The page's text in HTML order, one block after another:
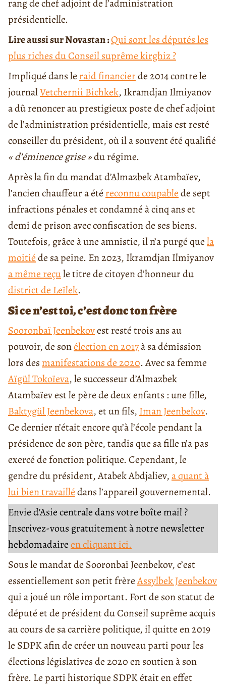
rang de chef adjoint de l’administration
présidentielle.
Lire aussi sur Novastan :Qui sont les députés les
plus riches du Conseil suprême kirghiz ?
Impliqué dans le raid financierde 2014 contre le
journalVetchernii Bichkek, Ikramdjan Ilmiyanov
a dû renoncer au prestigieux poste de chef adjoint
de l’administration présidentielle, mais est resté
conseiller du président, où il a souvent été qualifié
« d’éminence grise »du régime.
Après la fin du mandat d’Almazbek Atambaïev,
l’ancien chauffeur a été reconnu coupablede sept
infractions pénales et condamné à cinq ans et
demi de prison avec confiscation de ses biens.
Toutefois, grâce à une amnistie, il n’a purgé quela
moitiéde sa peine. En 2023, Ikramdjan Ilmiyanov
a même reçule titre de citoyen d’honneur du
district de Leïlek.
Si ce n’est toi, c’est donc ton frère
Sooronbaï Jeenbekovest resté trois ans au
pouvoir, de sonélection en 2017à sa démission
lors desmanifestations de 2020. Avec sa femme
Aïgül Tokoïeva, le successeur d’Almazbek
Atambaïev est le père de deux enfants : une fille,
Baktygül Jeenbekova, et un fils, Iman Jeenbekov.
Ce dernier n’était encore qu’à l’école pendant la
présidence de son père, tandis que sa fille n’a pas
exercé de fonction politique. Cependant, le
gendre du président, Atabek Abdjaliev,a quant à
lui bien travaillédans l’appareil gouvernemental.
Envie d'Asie centrale dans votre boîte mail ?
Inscrivez-vous gratuitement à notre newsletter
hebdomadaireen cliquant ici.
Sous le mandat de Sooronbaï Jeenbekov, c’est
essentiellement son petit frèreAssylbek Jeenbekov
qui a joué un rôle important. Fort de son statut de
député et de président du Conseil suprême acquis
au cours de sa carrière politique, il quitte en 2019
le SDPK afin de créer un nouveau parti pour les
élections législatives de 2020 en soutien à son
frère. Le parti historique SDPK était en effet